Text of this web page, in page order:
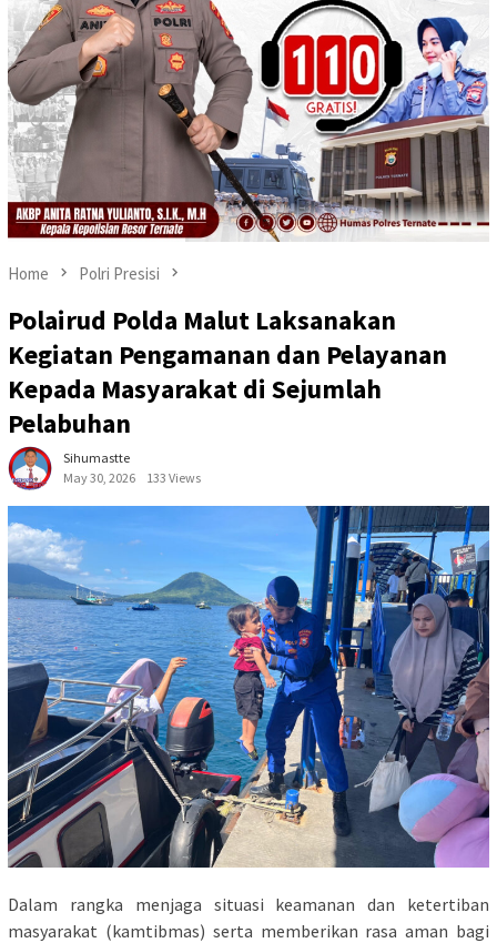
Home Polri Presisi
Polairud Polda Malut Laksanakan
Kegiatan Pengamanan dan Pelayanan
Kepada Masyarakat di Sejumlah
Pelabuhan
Sihumastte
May 30, 2026
133 Views
Dalam rangka menjaga situasi keamanan dan ketertiban
masyarakat (kamtibmas) serta memberikan rasa aman bagi